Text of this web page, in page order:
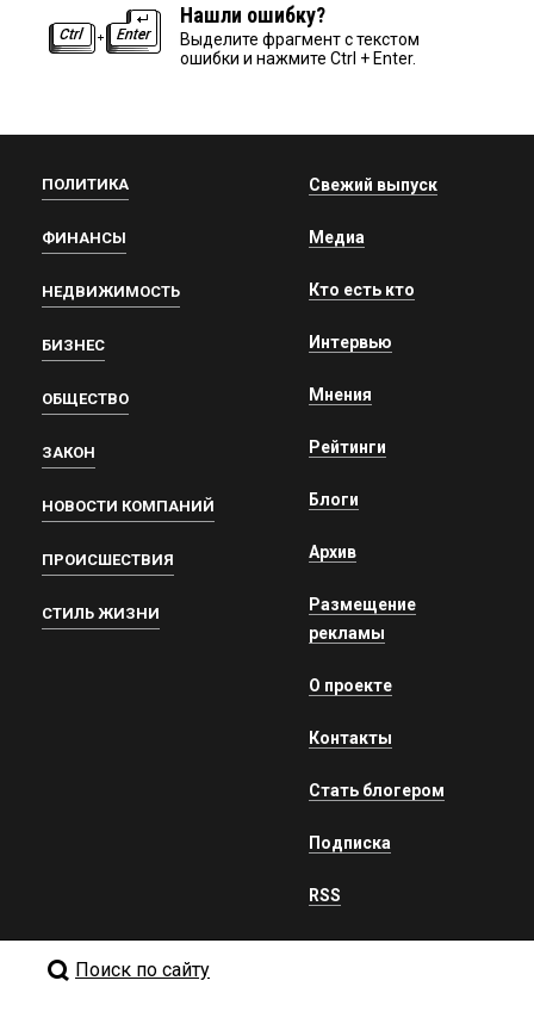
Нашли ошибку?
Выделите фрагмент с текстом
ошибки и нажмите Ctrl + Enter.
ПОЛИТИКА
ФИНАНСЫ
НЕДВИЖИМОСТЬ
БИЗНЕС
ОБЩЕСТВО
ЗАКОН
НОВОСТИ КОМПАНИЙ
ПРОИСШЕСТВИЯ
СТИЛЬ ЖИЗНИ
Свежий выпуск
Медиа
Кто есть кто
Интервью
Мнения
Рейтинги
Блоги
Архив
Размещение
рекламы
О проекте
Контакты
Стать блогером
Подписка
RSS
Поиск по сайту